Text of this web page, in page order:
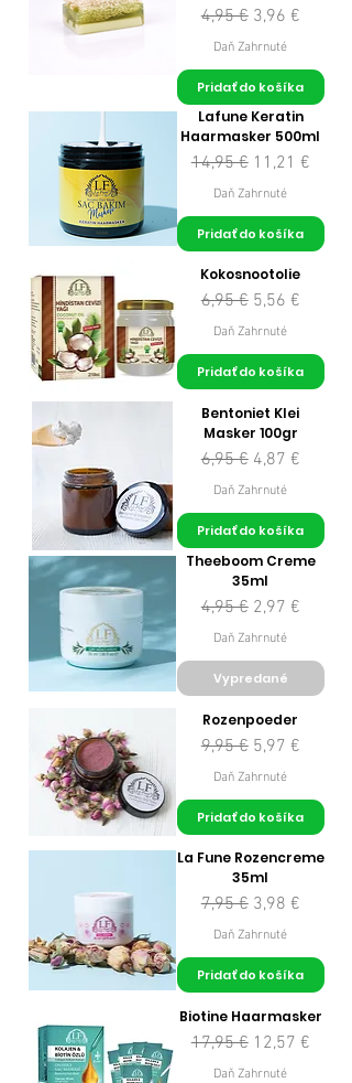
Normálna cena
4,95 € Zľavnená cena
3,96 €
Daň Zahrnuté
Pridať do košíka
Lafune Keratin
Haarmasker 500ml
Normálna cena
14,95 € Zľavnená cena
11,21 €
Daň Zahrnuté
Pridať do košíka
Kokosnootolie
Normálna cena
6,95 € Zľavnená cena
5,56 €
Daň Zahrnuté
Pridať do košíka
Bentoniet Klei
Masker 100gr
Normálna cena
6,95 € Zľavnená cena
4,87 €
Daň Zahrnuté
Pridať do košíka
Theeboom Creme
35ml
Normálna cena
4,95 € Zľavnená cena
2,97 €
Daň Zahrnuté
Vypredané
Rozenpoeder
Normálna cena
9,95 € Zľavnená cena
5,97 €
Daň Zahrnuté
Pridať do košíka
La Fune Rozencreme
35ml
Normálna cena
7,95 € Zľavnená cena
3,98 €
Daň Zahrnuté
Pridať do košíka
Biotine Haarmasker
Normálna cena
17,95 € Zľavnená cena
12,57 €
Daň Zahrnuté